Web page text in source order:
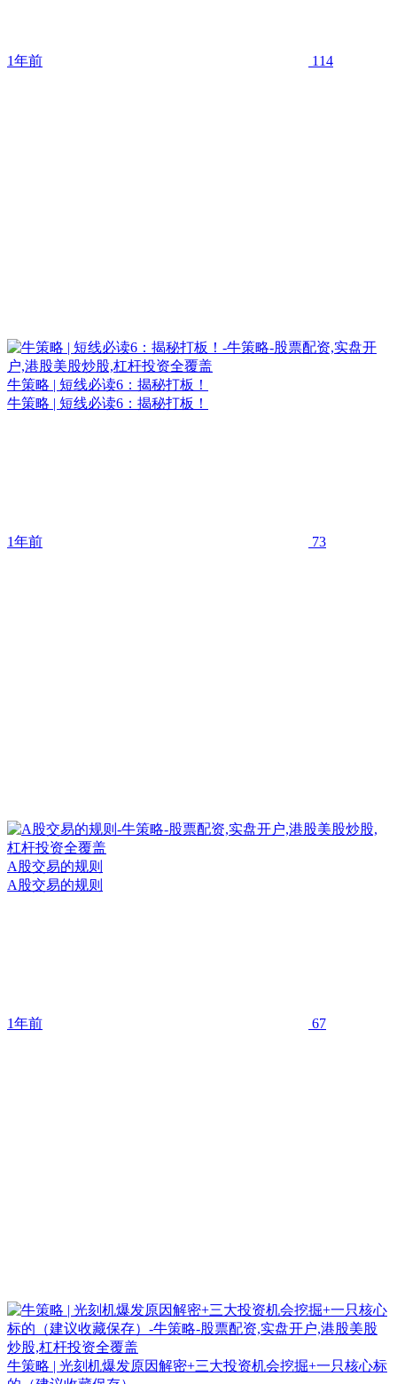
1年前 114
牛策略 | 短线必读6：揭秘打板！
牛策略 | 短线必读6：揭秘打板！
1年前 73
A股交易的规则
A股交易的规则
1年前 67
牛策略 | 光刻机爆发原因解密+三大投资机会挖掘+一只核心标